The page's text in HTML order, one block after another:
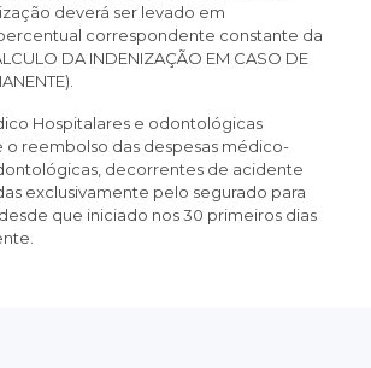
deverá ser levado em
correspondente constante da
DA INDENIZAÇÃO EM CASO DE
Hospitalares e odontológicas
o reembolso das despesas médico-
decorrentes de acidente
exclusivamente pelo segurado para
que iniciado nos 30 primeiros dias